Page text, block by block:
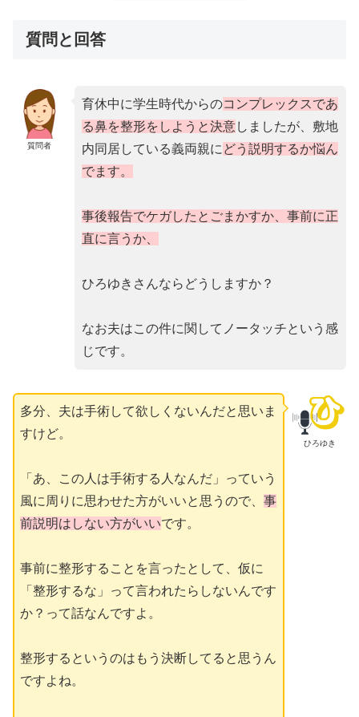
質問と回答
質問者
育休中に学生時代からのコンプレックスであ
る鼻を整形をしようと決意しましたが、敷地
内同居している義両親に どう説明するか悩ん
でます。
事後報告でケガしたとごまかすか、事前に正
直に言うか、
ひろゆきさんならどうしますか？
なお夫はこの件に関してノータッチという感
じです。
ひろゆき
多分、夫は手術して欲しくないんだと思いま
すけど。
「あ、この人は手術する人なんだ」っていう
風に周りに思わせた方がいいと思うので、 事
前説明はしない方がいいです。
事前に整形することを言ったとして、仮に
「整形するな」って言われたらしないんです
か？って話なんですよ。
整形するというのはもう決断してると思うん
ですよね。